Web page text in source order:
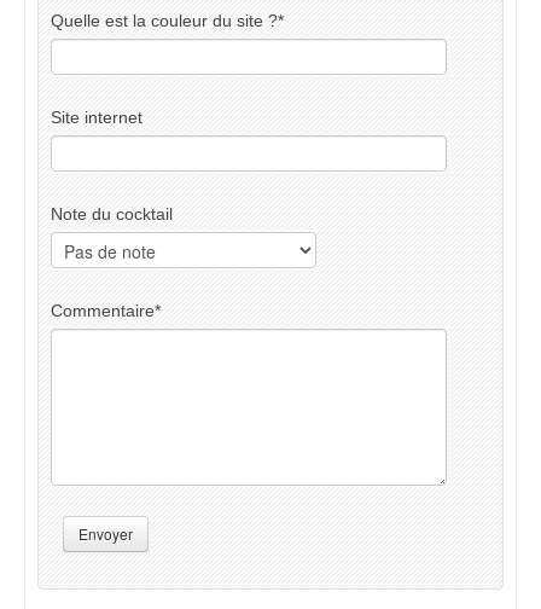
Quelle est la couleur du site ?*
Site internet
Note du cocktail
Commentaire*
Envoyer